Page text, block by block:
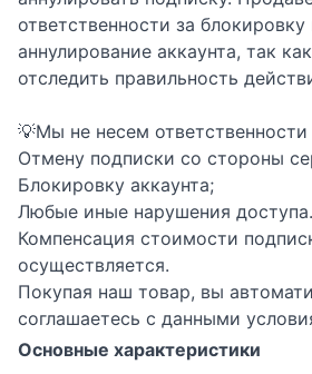
ответственности за блокировку
аннулирование аккаунта, так
отследить правильность
💡Мы не несем ответственности
Отмену подписки со стороны
Блокировку аккаунта;
Любые иные нарушения доступа.
Компенсация стоимости
осуществляется.
Покупая наш товар, вы
соглашаетесь с данными
Основные характеристики